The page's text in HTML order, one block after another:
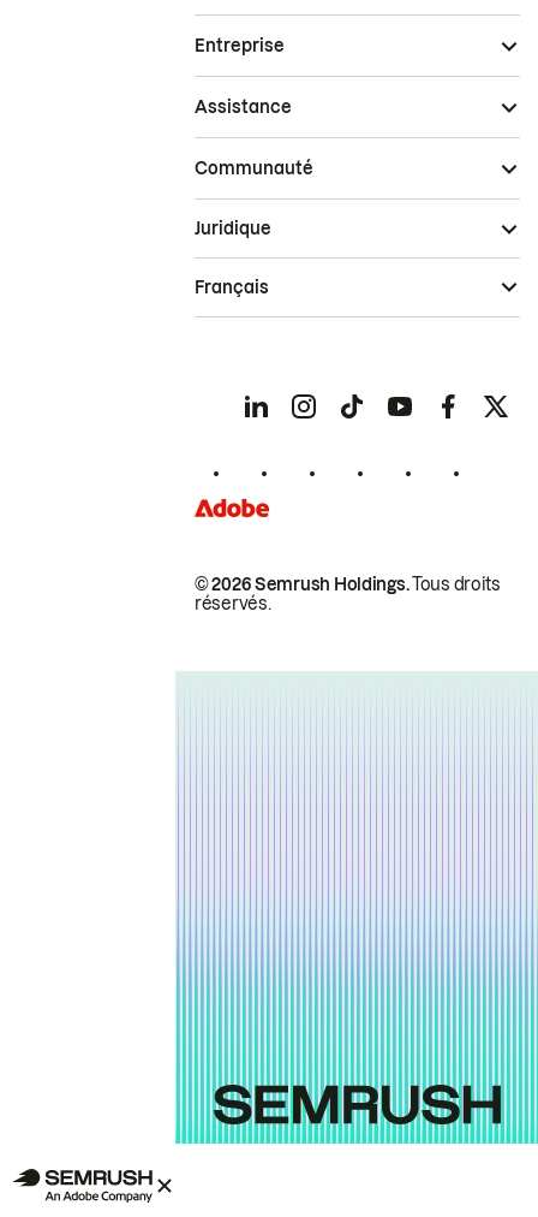
Entreprise
Assistance
Communauté
© 2026 Semrush Holdings.Tous droits
réservés.
Juridique
Français